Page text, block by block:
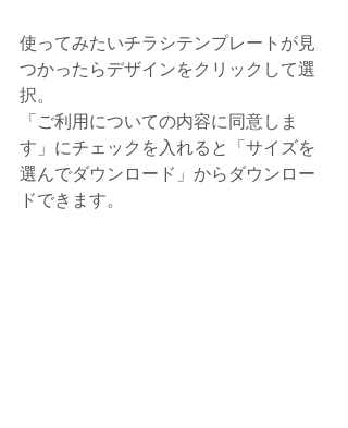
使ってみたいチラシテンプレートが見
つかったらデザインをクリックして選
択。
「ご利用についての内容に同意しま
す」にチェックを入れると「サイズを
選んでダウンロード」からダウンロー
ドできます。